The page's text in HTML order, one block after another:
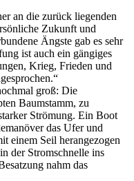
an die zurück liegenden
Zukunft und
Ängste gab es sehr
ist auch ein gängiges
Krieg, Frieden und
groß: Die
Baumstamm, zu
Strömung. Ein Boot
das Ufer und
einem Seil herangezogen
der Stromschnelle ins
nahm das